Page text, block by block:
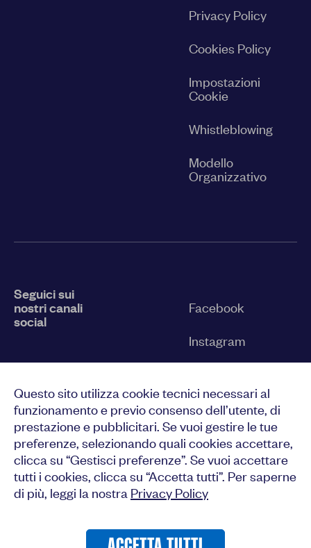
Questo sito utilizza cookie tecnici necessari al
funzionamento e previo consenso dell’utente, di
prestazione e pubblicitari. Se vuoi gestire le tue
preferenze, selezionando quali cookies accettare,
clicca su “Gestisci preferenze”. Se vuoi accettare
tutti i cookies, clicca su “Accetta tutti”. Per saperne
di più, leggi la nostra Privacy Policy
CONSENTI TUTTI
Privacy Policy
Cookies Policy
Impostazioni
Cookie
Whistleblowing
Modello
Organizzativo
Seguici sui
nostri canali
social
Facebook
Instagram
YouTube
LinkedIn